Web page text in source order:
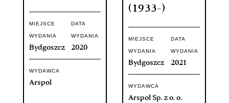
MIEJSCE
WYDANIA
Bydgoszcz
DATA
WYDANIA
2020
WYDAWCA
Arspol
(1933-)
MIEJSCE
WYDANIA
Bydgoszcz
DATA
WYDANIA
2021
WYDAWCA
Arspol Sp. z o. o.